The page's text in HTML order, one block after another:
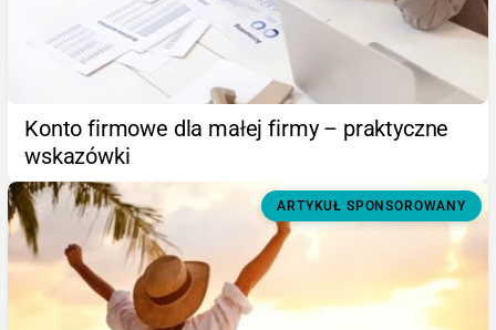
Konto firmowe dla małej firmy – praktyczne
wskazówki
ARTYKUŁ SPONSOROWANY